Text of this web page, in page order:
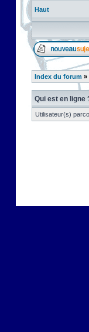
Haut
Index du forum »
Qui est en ligne
Utilisateur(s)